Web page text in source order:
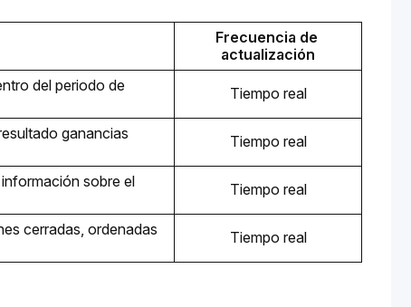
Frecuencia de
actualización
del periodo de
Tiempo real
ganancias
Tiempo real
sobre el
Tiempo real
cerradas, ordenadas
Tiempo real